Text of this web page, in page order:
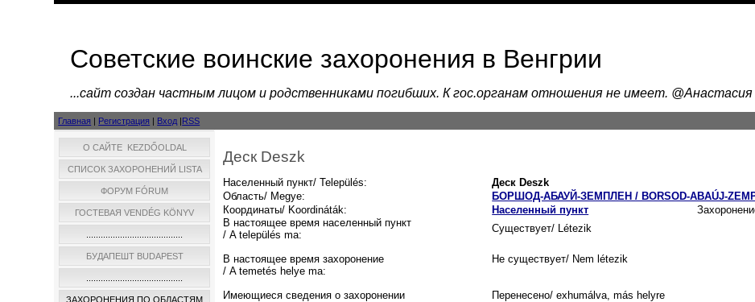
Советские воинские захоронения в Венгрии
...cайт создан частным лицом и родственниками погибших. К гос.органам отношения не имеет.
Главная | Регистрация | Вход |RSS
О САЙТЕ KEZDŐOLDAL
СПИСОК ЗАХОРОНЕНИЙ LISTA
ФОРУМ FÓRUM
ГОСТЕВАЯ VENDÉG KÖNYV
БУДАПЕШТ BUDAPEST
ЗАХОРОНЕНИЯ ПО ОБЛАСТЯМ
Деск Deszk
Населенный пункт/ Település:
Деск Deszk
Область/ Megye:
БОРШОД-АБАУЙ-ЗЕМПЛЕН / BORSOD-ABAÚJ-
Координаты/ Koordináták:
Населенный пункт
В настоящее время населенный пункт
/ A település ma:
Существует/ Létezik
В настоящее время захоронение
/ A temetés helye ma:
Не существует/ Nem létezik
Имеющиеся сведения о захоронении
Перенесено/ exhumálva, más helyre